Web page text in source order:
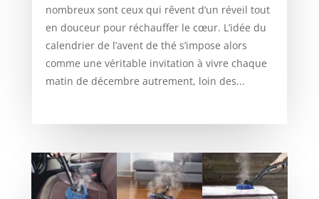
nombreux sont ceux qui rêvent d’un réveil tout
en douceur pour réchauffer le cœur. L’idée du
calendrier de l’avent de thé s’impose alors
comme une véritable invitation à vivre chaque
matin de décembre autrement, loin des...